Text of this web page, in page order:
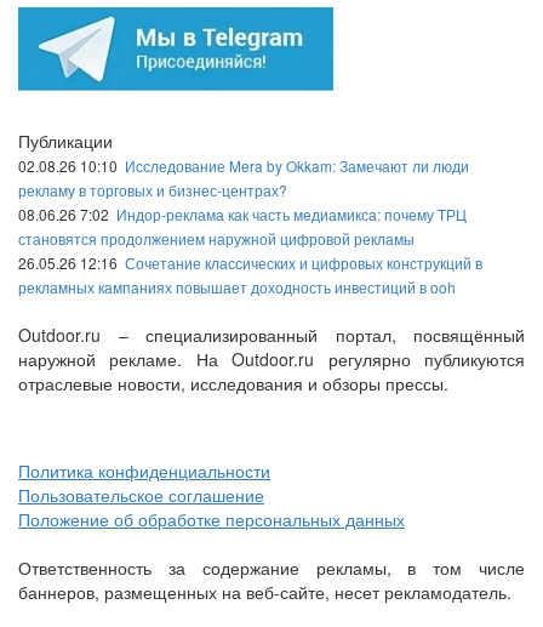
Публикации
02.08.26 10:10 Исследование Mera by Okkam: Замечают ли люди
рекламу в торговых и бизнес-центрах?
08.06.26 7:02 Индор-реклама как часть медиамикса: почему ТРЦ
становятся продолжением наружной цифровой рекламы
26.05.26 12:16 Сочетание классических и цифровых конструкций в
рекламных кампаниях повышает доходность инвестиций в ooh
Outdoor.ru – специализированный портал, посвящённый
наружной рекламе. На Outdoor.ru регулярно публикуются
отраслевые новости, исследования и обзоры прессы.
Политика конфиденциальности
Пользовательское соглашение
Положение об обработке персональных данных
Ответственность за содержание рекламы, в том числе
баннеров, размещенных на веб-сайте, несет рекламодатель.